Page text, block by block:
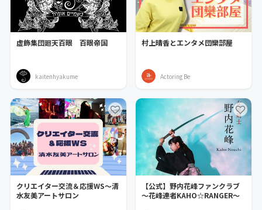
虚飾集団廻天百眼 百眼帝国
kaitenhyakume
村上晴香とエンタメ団欒部屋
Actoring Be
クリエイター交流＆応援WS～清
水友美アートサロン
【公式】野内花峰ファンクラブ
〜花峰連者KAHO☆RANGER〜